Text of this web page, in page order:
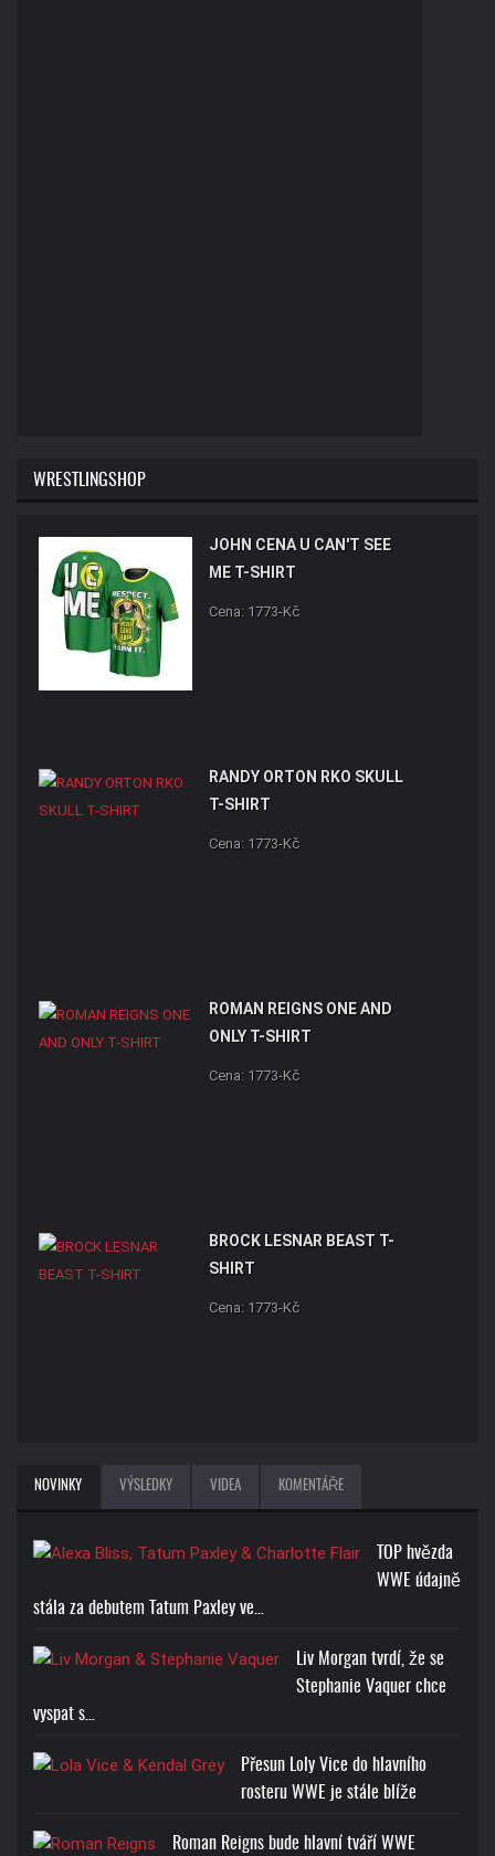
WRESTLINGSHOP
JOHN CENA U CAN'T SEE
ME T-SHIRT
Cena: 1773-Kč
RANDY ORTON RKO SKULL
T-SHIRT
Cena: 1773-Kč
ROMAN REIGNS ONE AND
ONLY T-SHIRT
Cena: 1773-Kč
BROCK LESNAR BEAST T-
SHIRT
Cena: 1773-Kč
NOVINKY VÝSLEDKY VIDEA KOMENTÁŘE
TOP hvězda
WWE údajně
stála za debutem Tatum Paxley ve…
Liv Morgan tvrdí, že se
Stephanie Vaquer chce
vyspat s…
Přesun Loly Vice do hlavního
rosteru WWE je stále blíže
Roman Reigns bude hlavní tváří WWE